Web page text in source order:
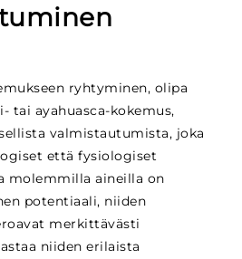
ryhtyminen, olipa
tai ayahuasca-kokemus,
valmistautumista, joka
että fysiologiset
molemmilla aineilla on
potentiaali, niiden
merkittävästi
niiden erilaista